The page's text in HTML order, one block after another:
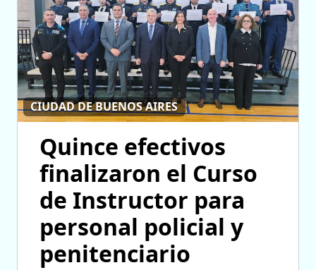
CIUDAD DE BUENOS AIRES
Quince efectivos
finalizaron el Curso
de Instructor para
personal policial y
penitenciario